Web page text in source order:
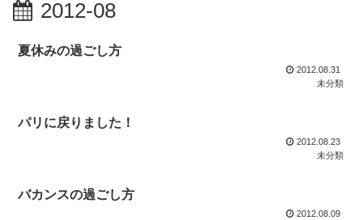
2012-08
夏休みの過ごし方
2012.08.31
未分類
パリに戻りました！
2012.08.23
未分類
バカンスの過ごし方
2012.08.09